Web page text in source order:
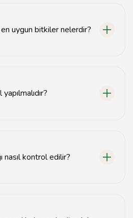
en uygun bitkiler nelerdir?
nasıl kontrol edilir?